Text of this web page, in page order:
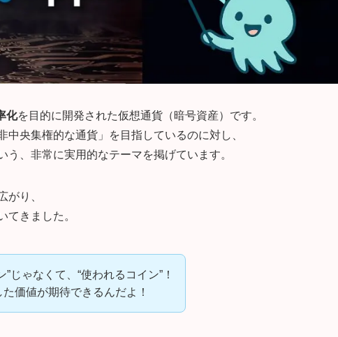
化を目的に開発された仮想通貨（暗号資産）です。
央集権的な通貨」を目指しているのに対し、
う、非常に実用的なテーマを掲げています。
がり、
てきました。
じゃなくて、“使われるコイン”！
価値が期待できるんだよ！